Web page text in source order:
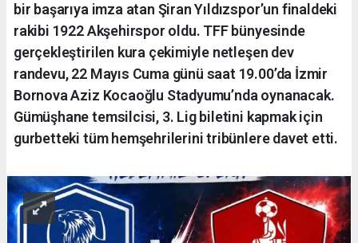
bir başarıya imza atan Şiran Yıldızspor’un finaldeki
rakibi 1922 Akşehirspor oldu. TFF bünyesinde
gerçekleştirilen kura çekimiyle netleşen dev
randevu, 22 Mayıs Cuma günü saat 19.00’da İzmir
Bornova Aziz Kocaoğlu Stadyumu’nda oynanacak.
Gümüşhane temsilcisi, 3. Lig biletini kapmak için
gurbetteki tüm hemşehrilerini tribünlere davet etti.